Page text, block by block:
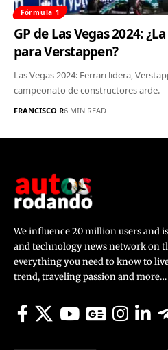
Fórmula 1
GP de Las Vegas 2024:
para Verstappen?
Las Vegas 2024: Ferrari lidera,
campeonato de constructores arde.
FRANCISCO R6 MIN READ
We influence 20 million users and
and technology news network on
everything you need to know to
trend, traveling passion and more…